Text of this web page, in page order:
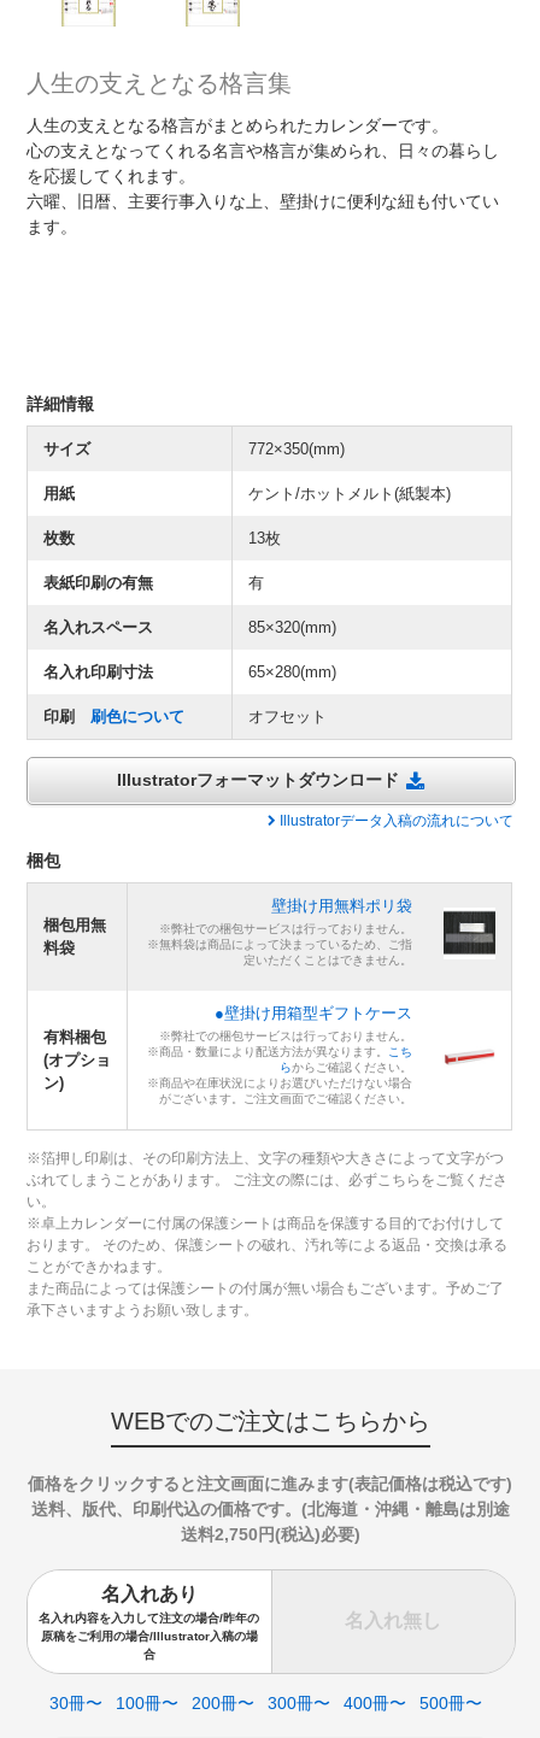
人生の支えとなる格言集
人生の支えとなる格言がまとめられたカレンダーです。
心の支えとなってくれる名言や格言が集められ、日々の暮らし
を応援してくれます。
六曜、旧暦、主要行事入りな上、壁掛けに便利な紐も付いてい
ます。
詳細情報
サイズ 772×350(mm)
用紙 ケント/ホットメルト(紙製本)
枚数 13枚
表紙印刷の有無 有
名入れスペース 85×320(mm)
名入れ印刷寸法 65×280(mm)
印刷刷色について オフセット
Illustratorフォーマットダウンロード
Illustratorデータ入稿の流れについて
梱包
梱包用無
料袋
壁掛け用無料ポリ袋
※弊社での梱包サービスは行っておりません。
※無料袋は商品によって決まっているため、ご指
定いただくことはできません。
有料梱包
(オプショ
ン)
●壁掛け用箱型ギフトケース
※弊社での梱包サービスは行っておりません。
※商品・数量により配送方法が異なります。
こち
らからご確認ください。
※商品や在庫状況によりお選びいただけない場合
がございます。ご注文画面でご確認ください。
※箔押し印刷は、その印刷方法上、文字の種類や大きさによって文字がつ
ぶれてしまうことがあります。 ご注文の際には、必ずこちらをご覧くださ
い。
※卓上カレンダーに付属の保護シートは商品を保護する目的でお付けして
おります。 そのため、保護シートの破れ、汚れ等による返品・交換は承る
ことができかねます。
また商品によっては保護シートの付属が無い場合もございます。予めご了
承下さいますようお願い致します。
WEBでのご注文はこちらから
価格をクリックすると注文画面に進みます(表記価格は税込です)
送料、版代、印刷代込の価格です。(北海道・沖縄・離島は別途
送料2,750円(税込)必要)
名入れあり
名入れ内容を入力して注文の場合/昨年の
原稿をご利用の場合/Illustrator入稿の場
合
名入れ無し
30冊〜 100冊〜 200冊〜 300冊〜 400冊〜 500冊〜